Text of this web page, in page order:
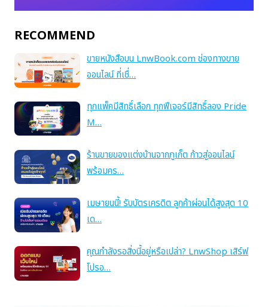
RECOMMEND
ขายหนังสือบน LnwBook.com ช่องทางขาย
ออนไลน์ ที่เชื่…
ทุกแพ็คมีสิทธิ์เลือก ทุกฟีเจอร์มีสิทธิ์ลอง Pride
M…
ร้านขายของแต่งบ้านจากภูเก็ต ก้าวสู่ออนไลน์
พร้อมคร…
เมษายนนี้! รับบัตรเครดิต ลูกค้าผ่อนได้สูงสุด 10
เด…
คุณกำลังรอสิ่งนี้อยู่หรือเปล่า? LnwShop เสิร์ฟ
โปรอ…